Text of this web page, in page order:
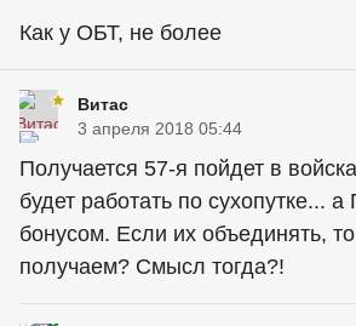
Как у ОБТ, не более
Витас
3 апреля 2018 05:44
Получается 57-я пойдет в
будет работать по сухопутке...
бонусом. Если их объединять,
получаем? Смысл тогда?!